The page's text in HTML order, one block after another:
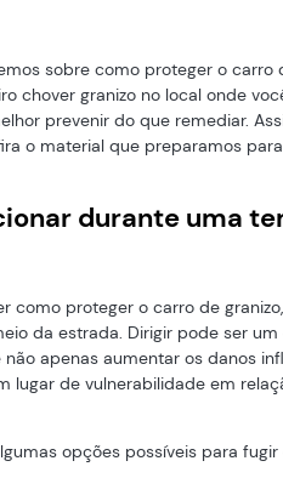
sobre como proteger o carro
chover granizo no local onde
prevenir do que remediar.
o material que preparamos
durante uma
como proteger o carro de
da estrada. Dirigir pode ser
apenas aumentar os danos
lugar de vulnerabilidade em
opções possíveis para